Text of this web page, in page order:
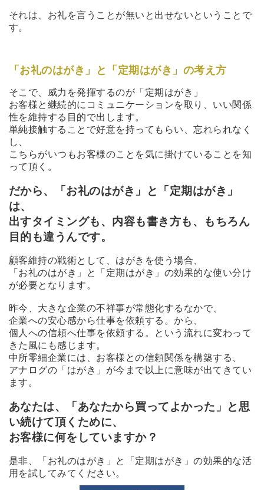
それは、お礼を言うことが無いと出せないということで
す。
「お礼のはがき」と「定期はがき」の考え方
そこで、威力を発揮するのが「定期はがき」
お客様と継続的にコミュニケーションを取り、いい関係
性を維持する目的で出します。
単純接触することで好意を持ってもらい、忘れられなく
し、
こちらがいつもお客様のことを気に掛けていることを知
って頂く。
だから、「お礼のはがき」と「定期はがき」
は、
出すタイミングも、内容も書き方も、もちろん
目的も違うんです。
顧客維持の戦術として、はがきを使う場合、
「お礼のはがき」と「定期はがき」の効果的な使い分け
が必要となります。
昨今、大きな企業の不祥事が常態化するなかで、
企業への安心感から仕事を依頼する。から、
個人への信頼へ仕事を依頼する。という流れに変わって
きた風にも感じます。
中所零細企業には、お客様との信頼関係を構築する、
アナログの「はがき」が今まで以上に意味が出てきてい
ます。
あなたは、「あなたから買ってよかった」と思
い続けて頂くために、
お客様に何をしていますか？
是非、「お礼のはがき」と「定期はがき」の効果的な活
用を試してみてください。